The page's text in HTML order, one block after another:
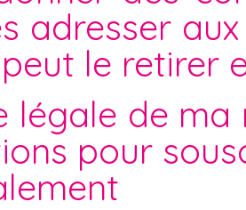
adresser
le retirer
légale de
pour